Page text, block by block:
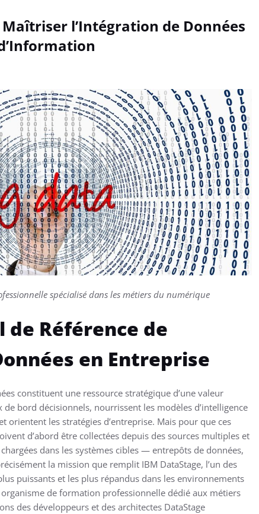
Maîtriser l’Intégration de Données
spécialisé dans les métiers du numérique
de Référence de
en Entreprise
constituent une ressource stratégique d’une valeur
bord décisionnels, nourrissent les modèles d’intelligence
orientent les stratégies d’entreprise. Mais pour que ces
d’abord être collectées depuis des sources multiples et
dans les systèmes cibles — entrepôts de données,
la mission que remplit IBM DataStage, l’un des
puissants et les plus répandus dans les environnements
organisme de formation professionnelle dédié aux métiers
des développeurs et des architectes DataStage